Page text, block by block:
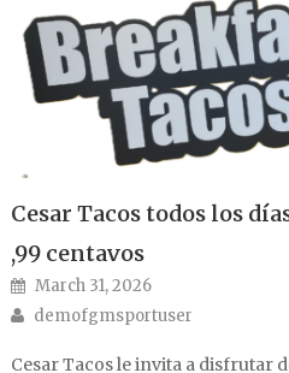
Cesar Tacos todos los
,99 centavos
Posted on
March 31, 2026
Author
demofgmsportuser
Cesar Tacos le invita a disfrutar